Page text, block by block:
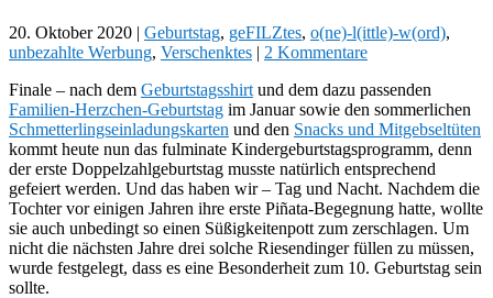
20. Oktober 2020 | Geburtstag, geFILZtes, o(ne)-l(ittle)-w(ord),
unbezahlte Werbung, Verschenktes | 2 Kommentare
Finale – nach dem Geburtstagsshirt und dem dazu passenden
Familien-Herzchen-Geburtstag im Januar sowie den sommerlichen
Schmetterlingseinladungskarten und den Snacks und Mitgebseltüten
kommt heute nun das fulminate Kindergeburtstagsprogramm, denn
der erste Doppelzahlgeburtstag musste natürlich entsprechend
gefeiert werden. Und das haben wir – Tag und Nacht. Nachdem die
Tochter vor einigen Jahren ihre erste Piñata-Begegnung hatte, wollte
sie auch unbedingt so einen Süßigkeitenpott zum zerschlagen. Um
nicht die nächsten Jahre drei solche Riesendinger füllen zu müssen,
wurde festgelegt, dass es eine Besonderheit zum 10. Geburtstag sein
sollte.